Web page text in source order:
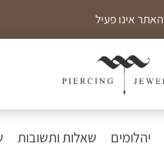
האתר אינו פעיל
יהלומים שאלות ותשובות